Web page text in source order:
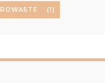
(1)